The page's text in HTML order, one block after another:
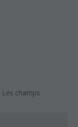
Les champs